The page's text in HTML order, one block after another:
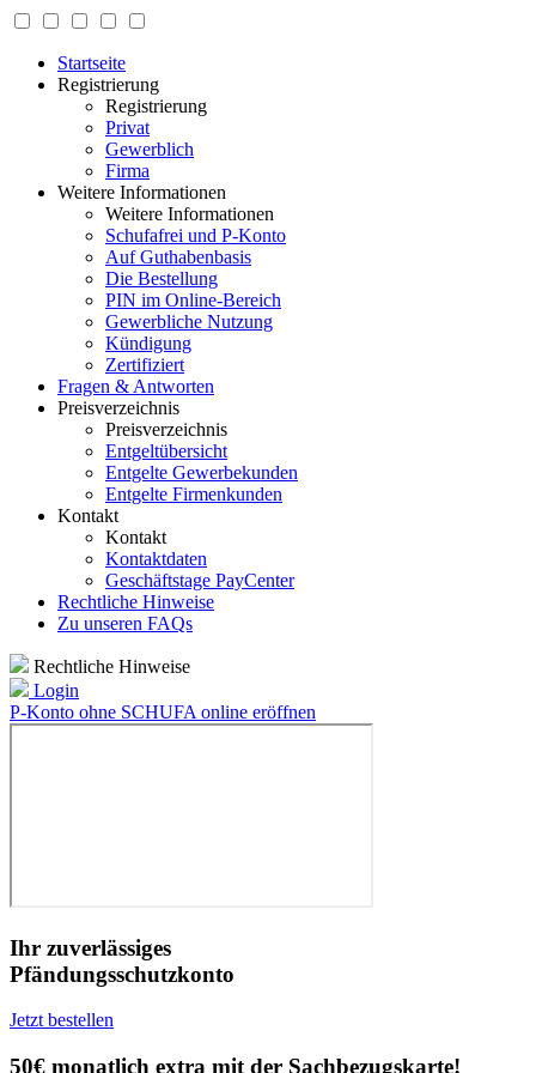
Startseite
Registrierung
Registrierung
Privat
Gewerblich
Firma
Weitere Informationen
Weitere Informationen
Schufafrei und P-Konto
Auf Guthabenbasis
Die Bestellung
PIN im Online-Bereich
Gewerbliche Nutzung
Kündigung
Zertifiziert
Fragen & Antworten
Preisverzeichnis
Preisverzeichnis
Entgeltübersicht
Entgelte Gewerbekunden
Entgelte Firmenkunden
Kontakt
Kontakt
Kontaktdaten
Geschäftstage PayCenter
Rechtliche Hinweise
Zu unseren FAQs
Rechtliche Hinweise
Login
P-Konto ohne SCHUFA online eröffnen
Ihr zuverlässiges
Pfändungsschutzkonto
Jetzt bestellen
50€ monatlich extra mit der Sachbezugskarte!